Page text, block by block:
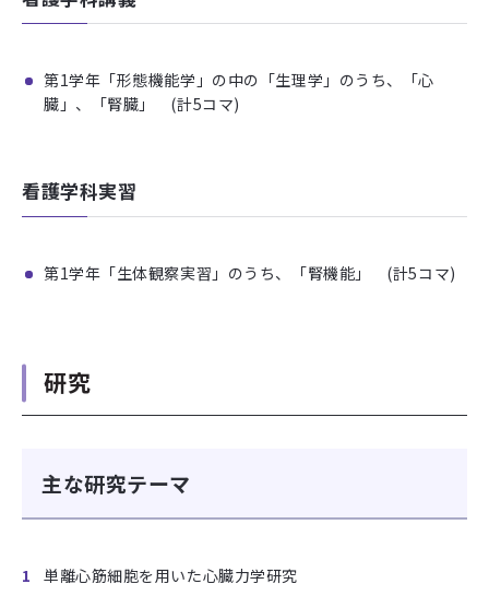
第1学年「形態機能学」の中の「生理学」のうち、「心
臓」、「腎臓」 (計5コマ)
看護学科実習
第1学年「生体観察実習」のうち、「腎機能」 (計5コマ)
研究
主な研究テーマ
単離心筋細胞を用いた心臓力学研究